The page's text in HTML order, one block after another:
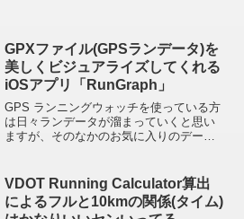
GPXファイル(GPSランデータ)を
美しくビジュアライズしてくれる
iOSアプリ「RunGraph」
GPS ランニングウォッチを使っている方
は日々ランデータが溜まっていくと思い
ますが、そのなかのお気に入りのデータ
なんてのがあるんですね。RunGrap...
VDOT Running Calculator算出
によるフルと10kmの関係(タイム)